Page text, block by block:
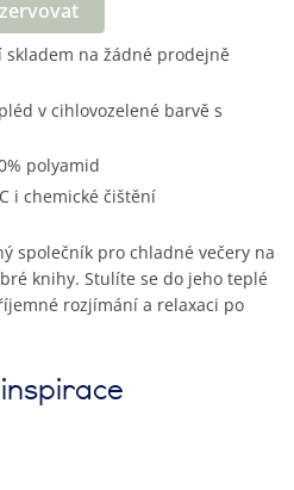
skladem na žádné prodejně
polyamid
i chemické čištění
společník pro chladné večery na
knihy. Stulíte se do jeho teplé
rozjímání a relaxaci po